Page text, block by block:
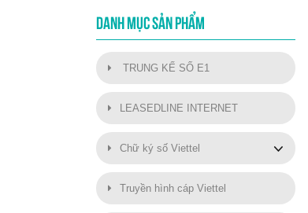
DANH MỤC SẢN PHẨM
TRUNG KẾ SỐ E1
LEASEDLINE INTERNET
Chữ ký số Viettel
Truyền hình cáp Viettel